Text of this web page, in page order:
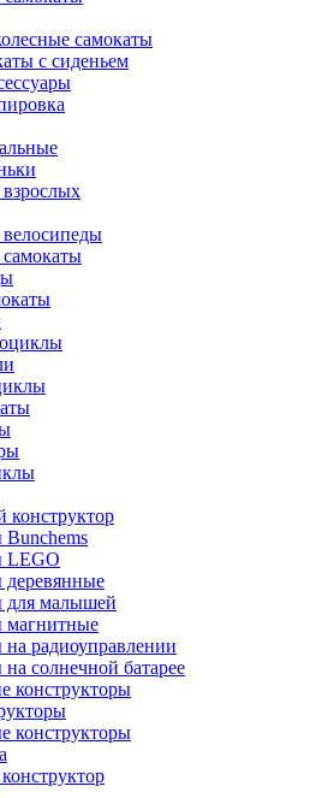
самокаты
с сиденьем
конструктор
Bunchems
LEGO
деревянные
для малышей
магнитные
радиоуправлении
солнечной батарее
конструкторы
конструкторы